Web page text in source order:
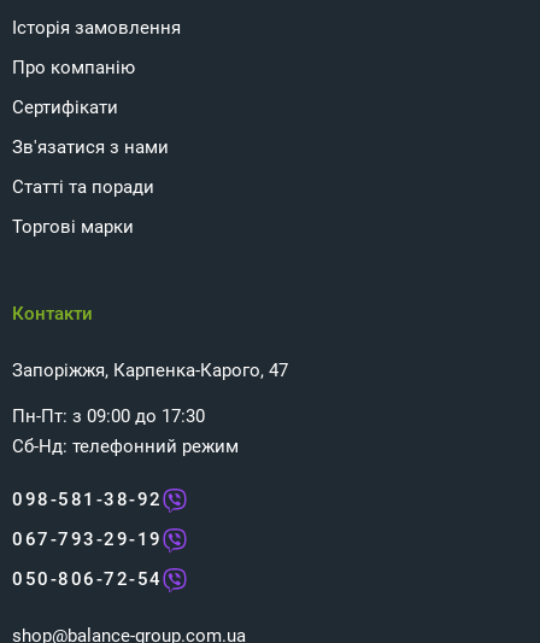
Історія замовлення
Про компанію
Сертифікати
Зв'язатися з нами
Статті та поради
Торгові марки
Контакти
Запоріжжя, Карпенка-Карого, 47
Пн-Пт: з 09:00 до 17:30
Сб-Нд: телефонний режим
098-581-38-92
067-793-29-19
050-806-72-54
shop@balance-group.com.ua